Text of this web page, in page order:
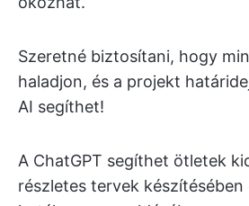
Szeretné biztosítani, hogy
haladjon, és a projekt
AI segíthet!
A ChatGPT segíthet ötletek
részletes tervek készítésében